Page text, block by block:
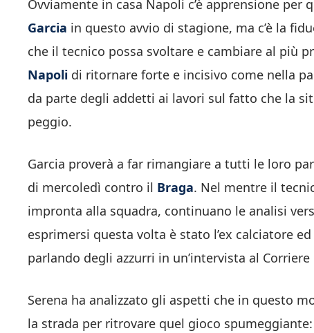
Ovviamente in casa Napoli c’è apprensione
Garcia in questo avvio di stagione, ma c’è la
che il tecnico possa svoltare e cambiare al più
Napoli di ritornare forte e incisivo come nella
da parte degli addetti ai lavori sul fatto che la
peggio.
Garcia proverà a far rimangiare a tutti le loro
di mercoledì contro il Braga. Nel mentre il
impronta alla squadra, continuano le analisi
esprimersi questa volta è stato l’ex calciatore
parlando degli azzurri in un’intervista al
Serena ha analizzato gli aspetti che in questo
la strada per ritrovare quel gioco spumeggiante: